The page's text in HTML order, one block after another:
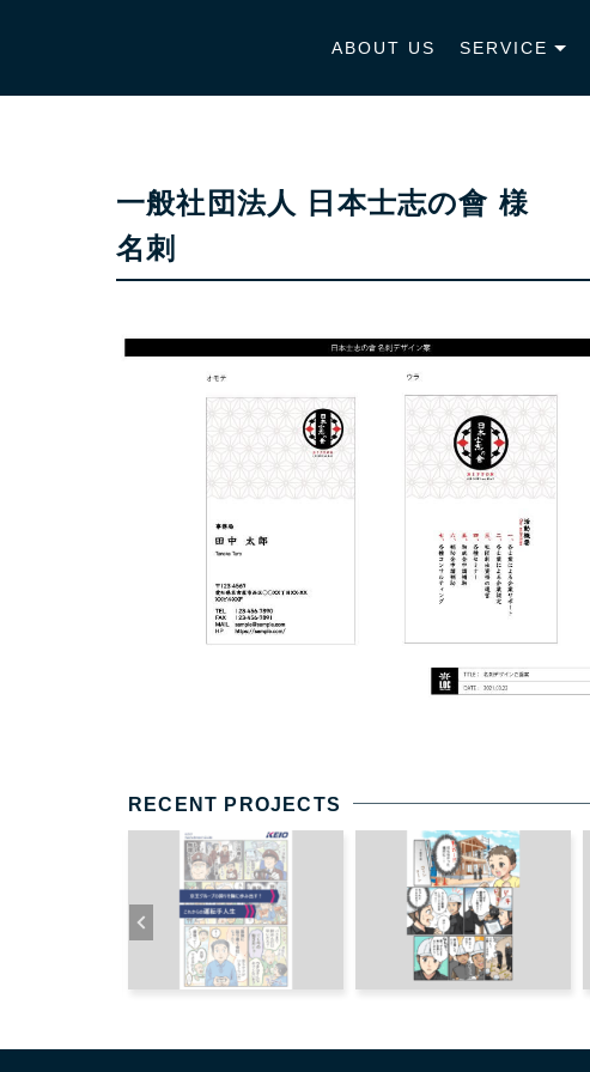
ABOUT US SERVICE
一般社団法人 日本士志の會 様
名刺
RECENT PROJECTS